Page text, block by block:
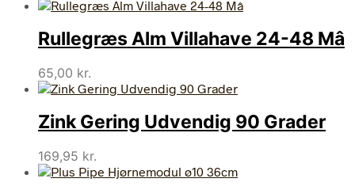
Rullegræs Alm Villahave 24-48 Mâ
65,00 kr.
Zink Gering Udvendig 90 Grader
169,95 kr.